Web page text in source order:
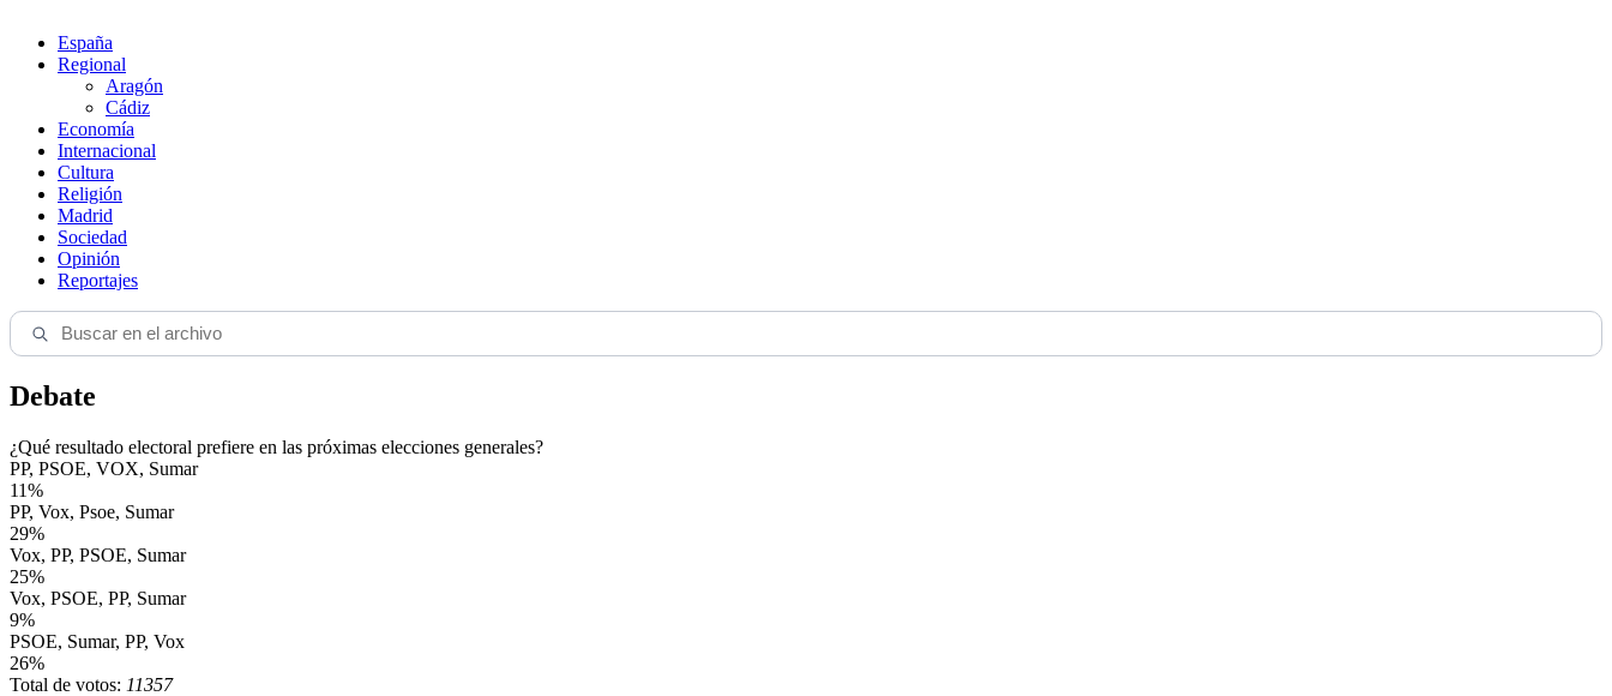
España
Regional
Aragón
Cádiz
Economía
Internacional
Cultura
Religión
Madrid
Sociedad
Opinión
Reportajes
Debate
¿Qué resultado electoral prefiere en las próximas elecciones generales?
PP, PSOE, VOX, Sumar
11%
PP, Vox, Psoe, Sumar
29%
Vox, PP, PSOE, Sumar
25%
Vox, PSOE, PP, Sumar
9%
PSOE, Sumar, PP, Vox
26%
Total de votos: 11357